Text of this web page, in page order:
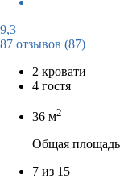
9,3
87 отзывов (87)
2 кровати
4 гостя
36 м2
Общая площадь
7 из 15